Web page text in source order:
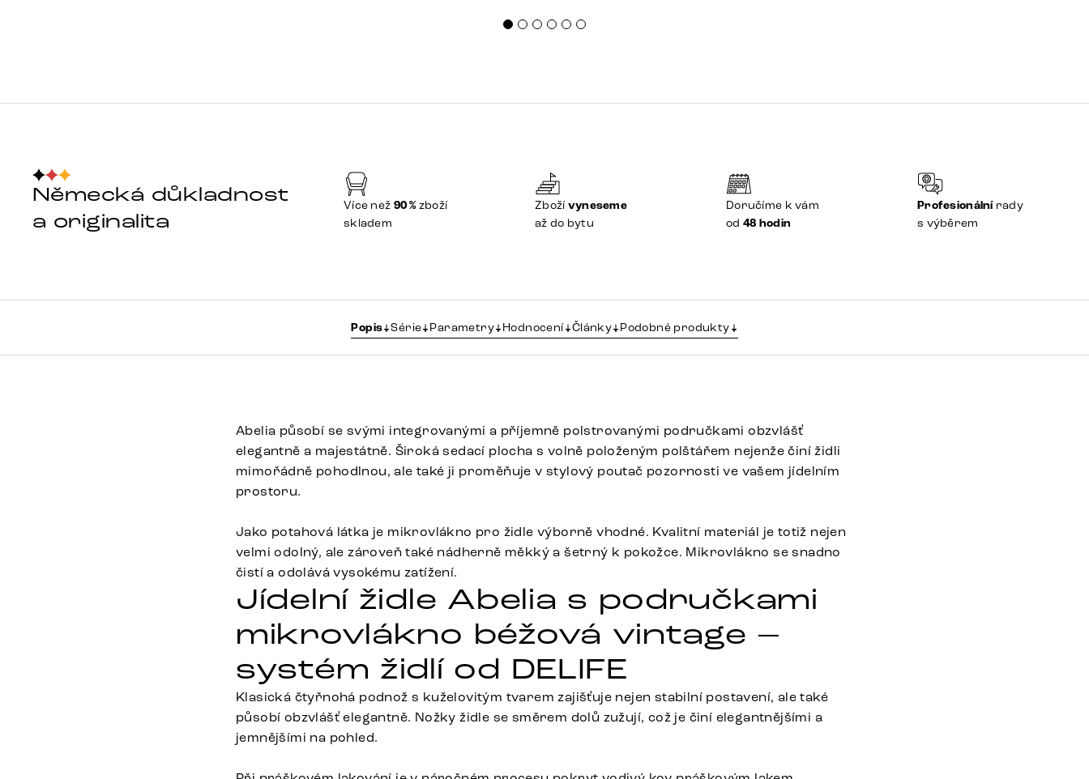
Německá důkladnost
a originalita
Více než 90 %zboží
skladem
Zbožívyneseme
až do bytu
Doručíme k vám
od 48 hodin
Profesionálnírady
s výběrem
Popis Série Parametry Hodnocení Články Podobné produkty
Abelia působí se svými integrovanými a příjemně polstrovanými područkami obzvlášť
elegantně a majestátně. Široká sedací plocha s volně položeným polštářem nejenže činí židli
mimořádně pohodlnou, ale také ji proměňuje v stylový poutač pozornosti ve vašem jídelním
prostoru.
Jako potahová látka je mikrovlákno pro židle výborně vhodné. Kvalitní materiál je totiž nejen
velmi odolný, ale zároveň také nádherně měkký a šetrný k pokožce. Mikrovlákno se snadno
čistí a odolává vysokému zatížení.
Jídelní židle Abelia s područkami
mikrovlákno béžová vintage –
systém židlí od DELIFE
Klasická čtyřnohá podnož s kuželovitým tvarem zajišťuje nejen stabilní postavení, ale také
působí obzvlášť elegantně. Nožky židle se směrem dolů zužují, což je činí elegantnějšími a
jemnějšími na pohled.